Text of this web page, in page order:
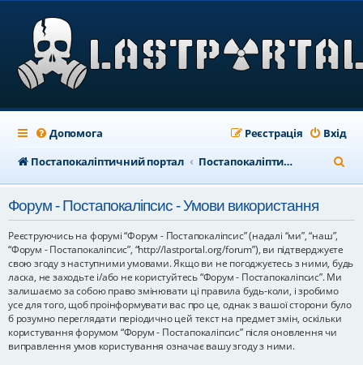
Допомога Вхід
Реєстрація
Постапокаліптичний портал
Постапокаліптичний форум
о
Форум - Постапокаліпсис - Умови використання
Реєструючись на форумі “Форум - Постапокаліпсис” (надалі “ми”, “наш”,
“Форум - Постапокаліпсис”, “http://lastportal.org/forum”), ви підтверджуєте
свою згоду з наступними умовами. Якщо ви не погоджуєтесь з ними, будь
ласка, не заходьте і/або не користуйтесь “Форум - Постапокаліпсис”. Ми
залишаємо за собою право змінювати ці правила будь-коли, і зробимо
усе для того, щоб проінформувати вас про це, однак з вашої сторони було
б розумно переглядати періодично цей текст на предмет змін, оскільки
користування форумом “Форум - Постапокаліпсис” після оновлення чи
виправлення умов користування означає вашу згоду з ними.